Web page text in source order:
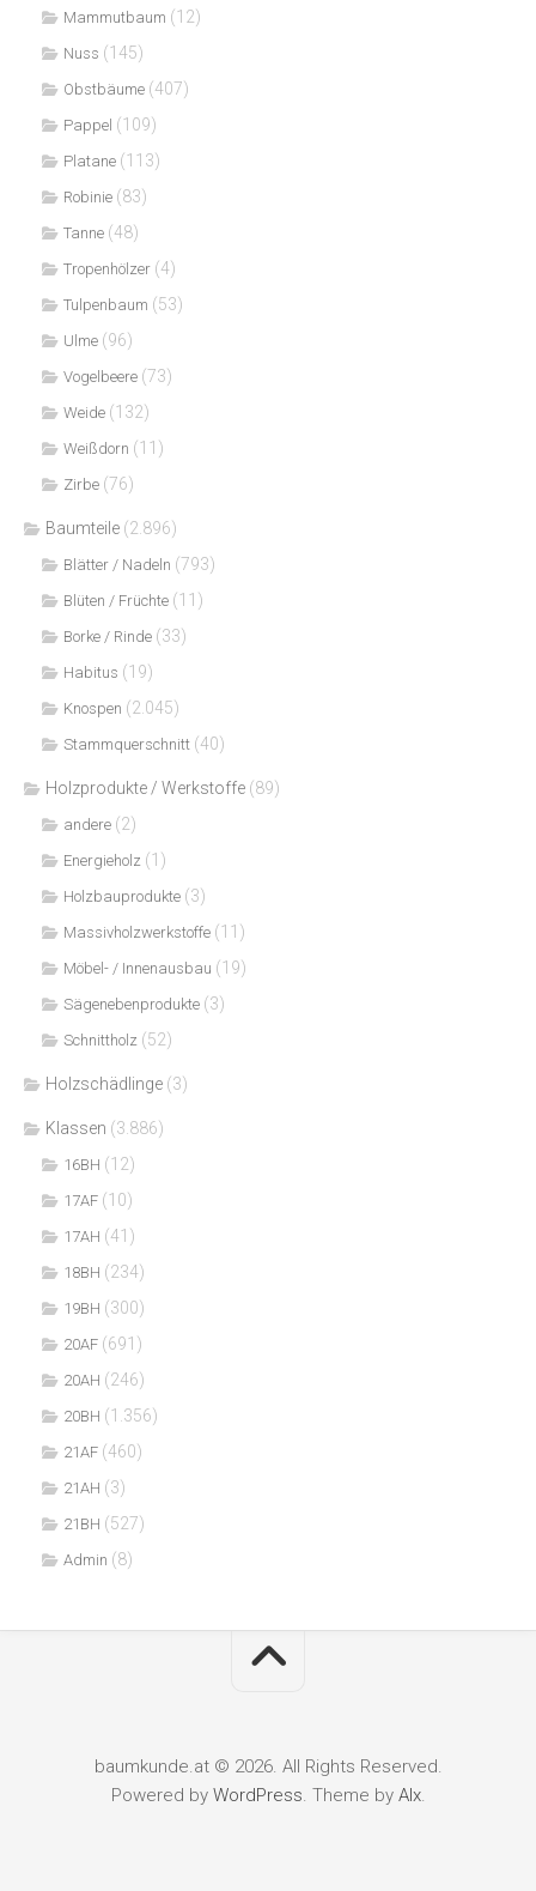
Mammutbaum (12)
Nuss (145)
Obstbäume (407)
Pappel (109)
Platane (113)
Robinie (83)
Tanne (48)
Tropenhölzer (4)
Tulpenbaum (53)
Ulme (96)
Vogelbeere (73)
Weide (132)
Weißdorn (11)
Zirbe (76)
Baumteile (2.896)
Blätter / Nadeln (793)
Blüten / Früchte (11)
Borke / Rinde (33)
Habitus (19)
Knospen (2.045)
Stammquerschnitt (40)
Holzprodukte / Werkstoffe (89)
andere (2)
Energieholz (1)
Holzbauprodukte (3)
Massivholzwerkstoffe (11)
Möbel- / Innenausbau (19)
Sägenebenprodukte (3)
Schnittholz (52)
Holzschädlinge (3)
Klassen (3.886)
16BH (12)
17AF (10)
17AH (41)
18BH (234)
19BH (300)
20AF (691)
20AH (246)
20BH (1.356)
21AF (460)
21AH (3)
21BH (527)
Admin (8)
baumkunde.at © 2026. All Rights Reserved.
Powered by WordPress. Theme by Alx.